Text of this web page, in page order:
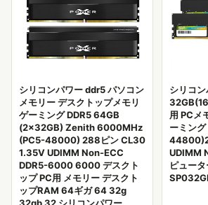
シリコンパワー ddr5 パソコン
メモリー デスクトップメモリ
ゲーミング DDR5 64GB
(2x32GB) Zenith 6000MHz
(PC5-48000) 288ピン CL30
1.35V UDIMM Non-ECC
DDR5-6000 6000 デスクト
ップ PC用 メモリー デスクト
ップRAM 64ギガ 64 32g
シリコ
用 PCメ
ーミン
UDIMM
ピュー